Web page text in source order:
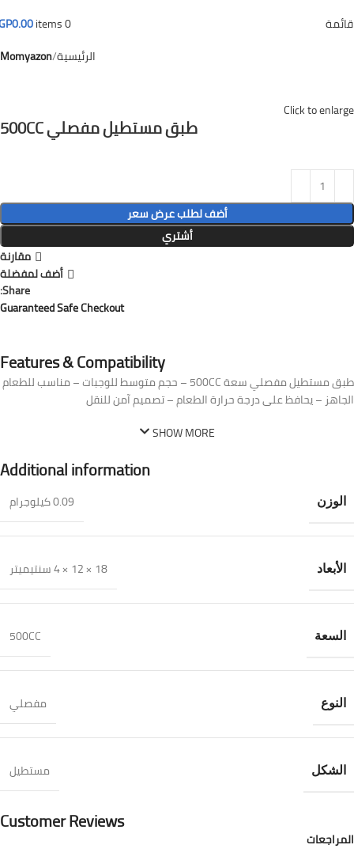
قائمة 0
items
0.00
الرئيسية Momyazon
Click to enlarge
طبق مستطيل مفصلي 500CC
أضف لطلب عرض سعر
أشتري
مقارنة
أضف لمفضلة
Share:
Guaranteed Safe Checkout
Features & Compatibility
طبق مستطيل مفصلي سعة 500CC – حجم متوسط للوجبات – مناسب للطعام
الجاهز – يحافظ على درجة حرارة الطعام – تصميم آمن للنقل
SHOW MORE
Additional information
الوزن 0.09 كيلوجرام
الأبعاد 18 × 12 × 4 سنتيميتر
السعة 500CC
النوع مفصلي
الشكل مستطيل
Customer Reviews
المراجعات